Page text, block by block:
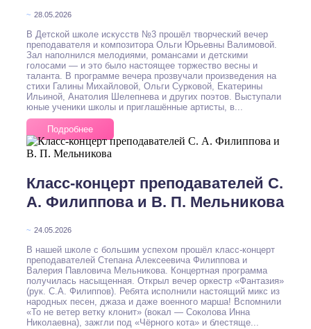
~ 28.05.2026
В Детской школе искусств №3 прошёл творческий вечер
преподавателя и композитора Ольги Юрьевны Валимовой.
Зал наполнился мелодиями, романсами и детскими
голосами — и это было настоящее торжество весны и
таланта. В программе вечера прозвучали произведения на
стихи Галины Михайловой, Ольги Сурковой, Екатерины
Ильиной, Анатолия Шелепнева и других поэтов. Выступали
юные ученики школы и приглашённые артисты, в...
Подробнее
Класс-концерт преподавателей С.
А. Филиппова и В. П. Мельникова
~ 24.05.2026
В нашей школе с большим успехом прошёл класс-концерт
преподавателей Степана Алексеевича Филиппова и
Валерия Павловича Мельникова. Концертная программа
получилась насыщенная. Открыл вечер оркестр «Фантазия»
(рук. С.А. Филиппов). Ребята исполнили настоящий микс из
народных песен, джаза и даже военного марша! Вспомнили
«То не ветер ветку клонит» (вокал — Соколова Инна
Николаевна), зажгли под «Чёрного кота» и блестяще...